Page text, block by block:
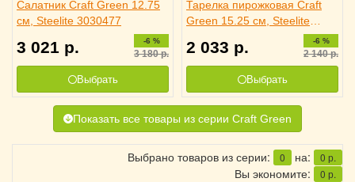
Салатник Craft Green 12.75
см, Steelite 3030477
3 021 р. -6 %
3 180р.
Выбрать
Тарелка пирожковая Craft
Green 15.25 см, Steelite
2 033 р. -6 %
2 140р.
Выбрать
Показать все товары из серии Craft Green
Выбрано товаров из серии: 0 на: 0 р.
Вы экономите: 0 р.